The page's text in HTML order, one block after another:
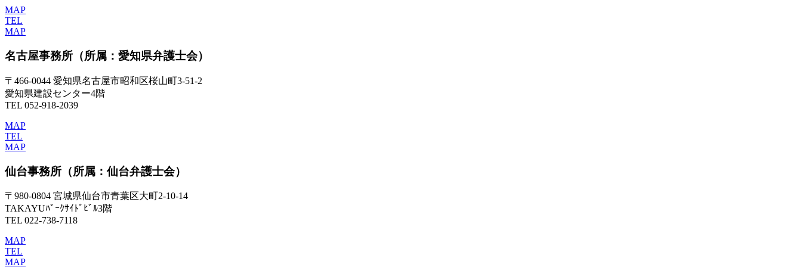
MAP
TEL
MAP
名古屋事務所 （所属：愛知県弁護士会）
〒466-0044 愛知県名古屋市昭和区桜山町3-51-2
愛知県建設センター4階
TEL 052-918-2039
MAP
TEL
MAP
仙台事務所 （所属：仙台弁護士会）
〒980-0804 宮城県仙台市青葉区大町2-10-14
TAKAYUﾊﾟｰｸｻｲﾄﾞﾋﾞﾙ3階
TEL 022-738-7118
MAP
TEL
MAP